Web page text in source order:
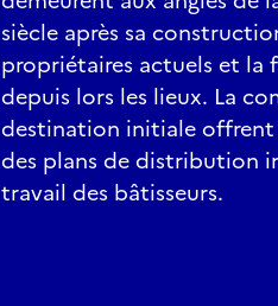
siècle après sa
propriétaires actuels et la
depuis lors les lieux. La
destination initiale offrent
des plans de distribution
travail des bâtisseurs.